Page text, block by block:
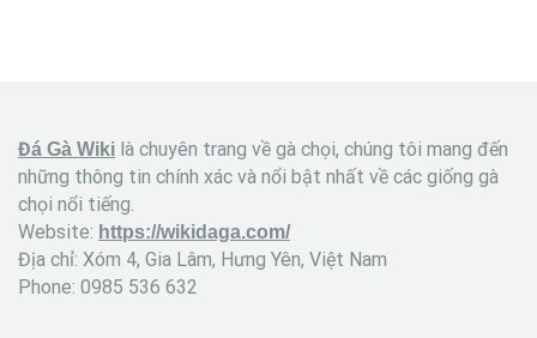
Đá Gà Wiki là chuyên trang về gà chọi, chúng tôi mang đến
những thông tin chính xác và nổi bật nhất về các giống gà
chọi nổi tiếng.
Website: https://wikidaga.com/
Địa chỉ: Xóm 4, Gia Lâm, Hưng Yên, Việt Nam
Phone: 0985 536 632